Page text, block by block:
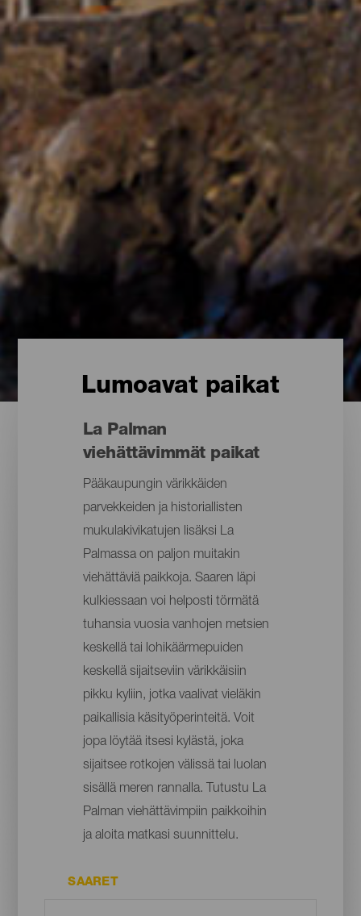
Lumoavat paikat
La Palman
viehättävimmät paikat
Pääkaupungin värikkäiden
parvekkeiden ja historiallisten
mukulakivikatujen lisäksi La
Palmassa on paljon muitakin
viehättäviä paikkoja. Saaren läpi
kulkiessaan voi helposti törmätä
tuhansia vuosia vanhojen metsien
keskellä tai lohikäärmepuiden
keskellä sijaitseviin värikkäisiin
pikku kyliin, jotka vaalivat vieläkin
paikallisia käsityöperinteitä. Voit
jopa löytää itsesi kylästä, joka
sijaitsee rotkojen välissä tai luolan
sisällä meren rannalla. Tutustu La
Palman viehättävimpiin paikkoihin
ja aloita matkasi suunnittelu.
SAARET